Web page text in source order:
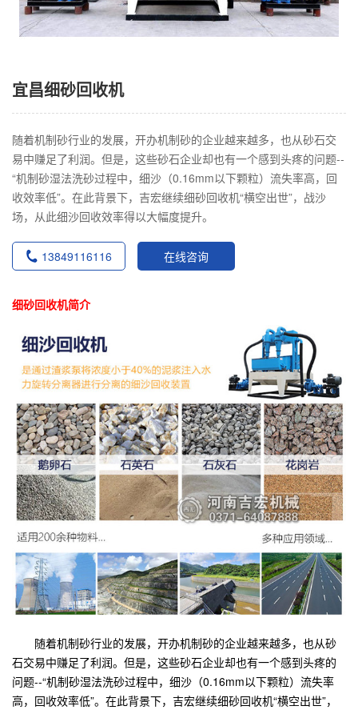
宜昌细砂回收机
随着机制砂行业的发展，开办机制砂的企业越来越多，也从砂石交
易中赚足了利润。但是，这些砂石企业却也有一个感到头疼的问题--
“机制砂湿法洗砂过程中，细沙（0.16mm以下颗粒）流失率高，回
收效率低”。在此背景下，吉宏继续细砂回收机“横空出世”，战沙
场，从此细沙回收效率得以大幅度提升。
13849116116 在线咨询
细砂回收机简介
随着机制砂行业的发展，开办机制砂的企业越来越多，也从砂
石交易中赚足了利润。但是，这些砂石企业却也有一个感到头疼的
问题--“机制砂湿法洗砂过程中，细沙（0.16mm以下颗粒）流失率
高，回收效率低”。在此背景下，吉宏继续细砂回收机“横空出世”，